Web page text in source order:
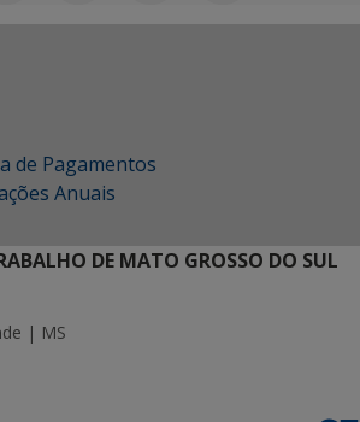
de Pagamentos
Anuais
DE MATO GROSSO DO SUL
| MS